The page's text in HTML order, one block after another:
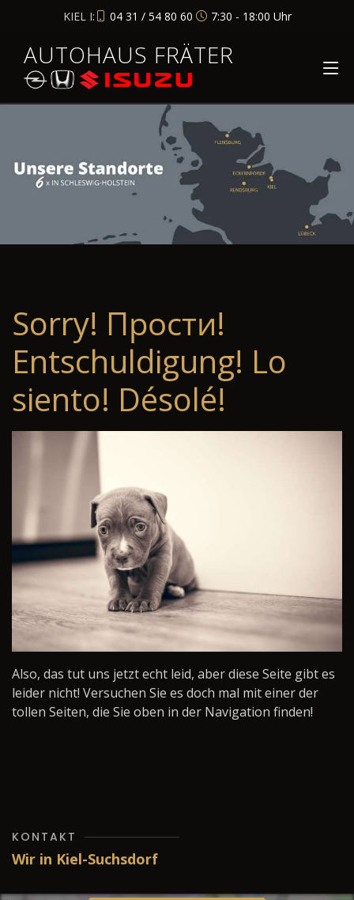
KIEL I: 04 31 / 54 80 60 7:30 - 18:00 Uhr
AUTOHAUS FRÄTER
Sorry! Прости!
Entschuldigung! Lo
siento! Désolé!
Also, das tut uns jetzt echt leid, aber diese Seite gibt es
leider nicht! Versuchen Sie es doch mal mit einer der
tollen Seiten, die Sie oben in der Navigation finden!
KONTAKT
Wir in Kiel-Suchsdorf